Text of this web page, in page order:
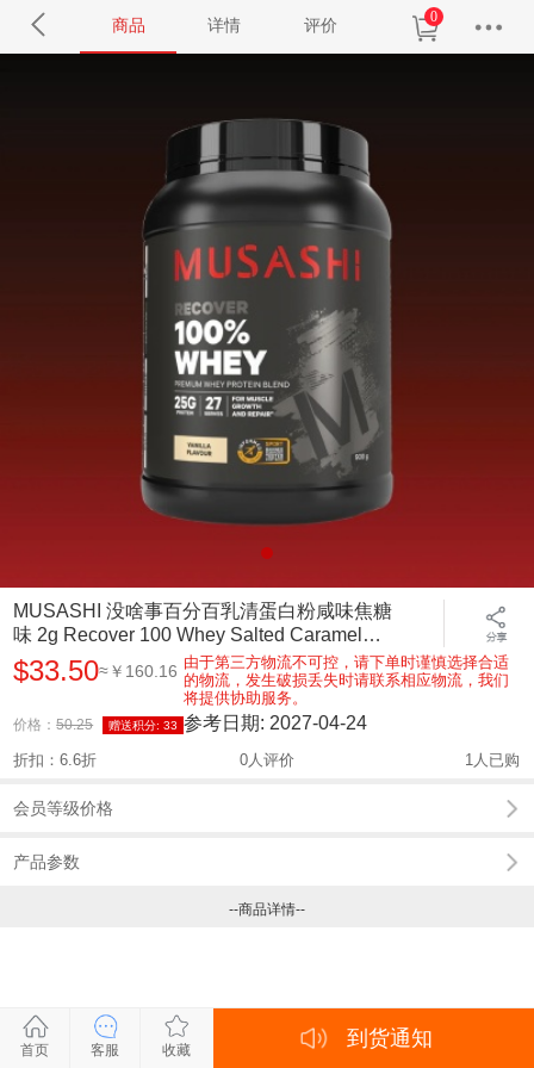
商品 详情 评价 0
MUSASHI 没啥事百分百乳清蛋白粉咸味焦糖
味 2g Recover 100 Whey Salted Caramel
flavour
$33.50≈￥160.16 由于第三方物流不可控，请下单时谨慎选择合适
的物流，发生破损丢失时请联系相应物流，我们
将提供协助服务。
价格：50.25 赠送积分:33 参考日期: 2027-04-24
折扣：6.6折 0人评价 1人已购
会员等级价格
产品参数
--商品详情--
首页 客服 收藏 到货通知